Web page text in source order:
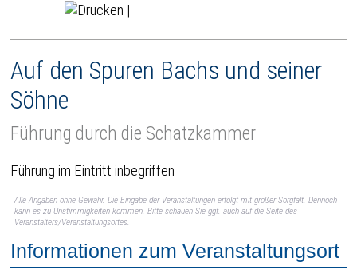
|
Auf den Spuren Bachs und seiner
Söhne
Führung durch die Schatzkammer
Führung im Eintritt inbegriffen
Alle Angaben ohne Gewähr. Die Eingabe der Veranstaltungen erfolgt mit großer Sorgfalt. Dennoch
kann es zu Unstimmigkeiten kommen. Bitte schauen Sie ggf. auch auf die Seite des
Veranstalters/Veranstaltungsortes.
Informationen zum Veranstaltungsort